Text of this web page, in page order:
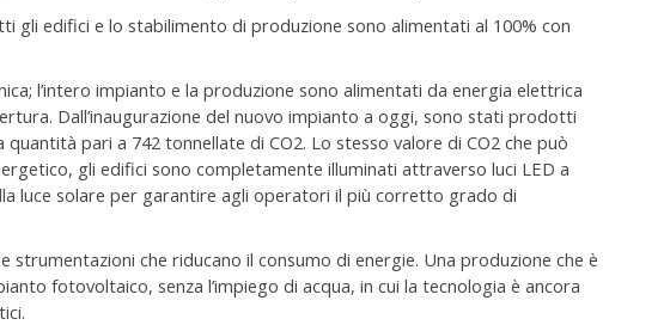
gli edifici e lo stabilimento di produzione sono alimentati al 100% con
l’intero impianto e la produzione sono alimentati da energia elettrica
Dall’inaugurazione del nuovo impianto a oggi, sono stati prodotti
pari a 742 tonnellate di CO2. Lo stesso valore di CO2 che può
gli edifici sono completamente illuminati attraverso luci LED a
luce solare per garantire agli operatori il più corretto grado di
che riducano il consumo di energie. Una produzione che è
fotovoltaico, senza l’impiego di acqua, in cui la tecnologia è ancora